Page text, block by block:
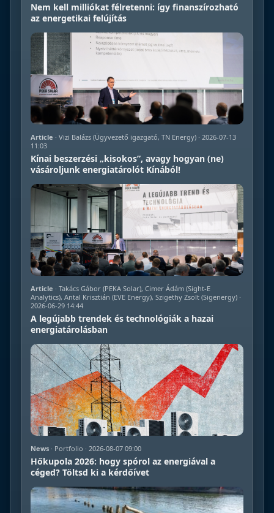
Nem kell milliókat félretenni: így finanszírozható
az energetikai felújítás
Article · Vizi Balázs (Ügyvezető igazgató, TN Energy) · 2026-07-13
11:03
Kínai beszerzési „kisokos”, avagy hogyan (ne)
vásároljunk energiatárolót Kínából!
Article · Takács Gábor (PEKA Solar), Cimer Ádám (Sight-E
Analytics), Antal Krisztián (EVE Energy), Szigethy Zsolt (Sigenergy) ·
2026-06-29 14:44
A legújabb trendek és technológiák a hazai
energiatárolásban
News · Portfolio · 2026-08-07 09:00
Hőkupola 2026: hogy spórol az energiával a
céged? Töltsd ki a kérdőívet